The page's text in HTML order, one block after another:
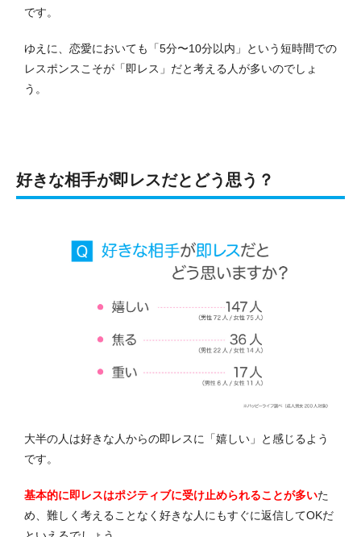
です。
ゆえに、恋愛においても「5分〜10分以内」という短時間での
レスポンスこそが「即レス」だと考える人が多いのでしょ
う。
好きな相手が即レスだとどう思う？
大半の人は好きな人からの即レスに「嬉しい」と感じるよう
です。
基本的に即レスはポジティブに受け止められることが多いた
め、難しく考えることなく好きな人にもすぐに返信してOKだ